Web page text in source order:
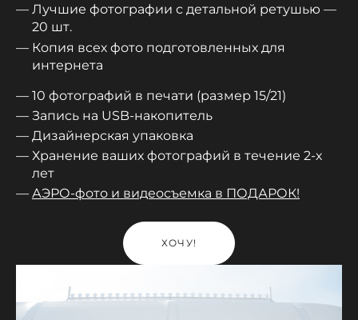
Лучшие фотографии с детальной ретушью —
20 шт.
Копия всех фото подготовленных для
интернета
10 фотографий в печати (размер 15/21)
Запись на USB-накопитель
Дизайнерская упаковка
Хранение ваших фотографий в течение 2-х
лет
АЭРО-фото и видеосъемка в ПОДАРОК!
ХОЧУ!